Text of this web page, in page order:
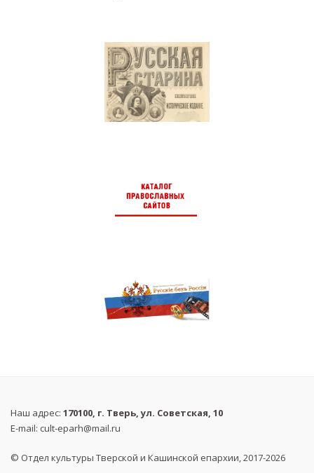
Наш адрес: 170100, г. Тверь, ул. Советская, 10
E-mail: cult-eparh@mail.ru
© Отдел культуры Тверской и Кашинской епархии, 2017-2026